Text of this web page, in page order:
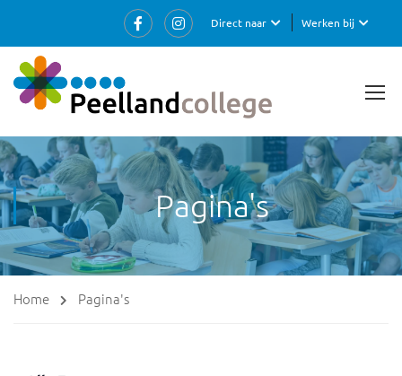
Werken bij
Direct naar
Pagina's
Home Pagina's